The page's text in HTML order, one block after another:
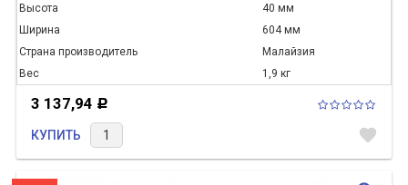
Высота
40 мм
Ширина
604 мм
Страна производитель
Малайзия
Вес
1,9 кг
3 137,94 Р
КУПИТЬ favorite